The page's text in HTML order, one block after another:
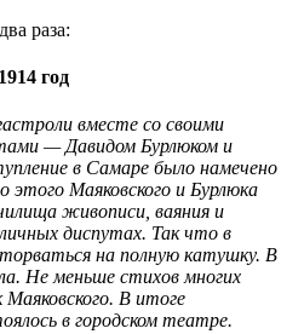
раза:
1914 год
вместе со своими
— Давидом Бурлюком и
в Самаре было намечено
этого Маяковского и Бурлюка
живописи, ваяния и
диспутах. Так что в
на полную катушку. В
Не меньше стихов многих
В итоге
в городском театре.